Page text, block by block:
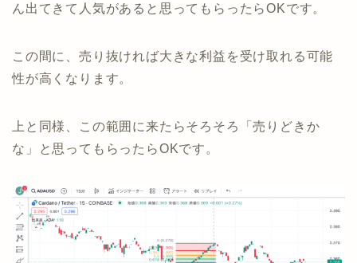
ん出てきて人気があると思ってもらったらOKです。
この間に、売り抜ければ大きな利益を受け取れる可能
性が高くなります。
上と同様、この範囲に来たらそろそろ「売りどきか
な」と思ってもらったらOKです。